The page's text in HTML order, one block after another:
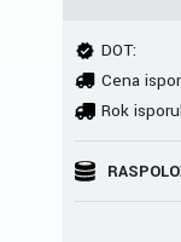
DOT:
Cena
Rok